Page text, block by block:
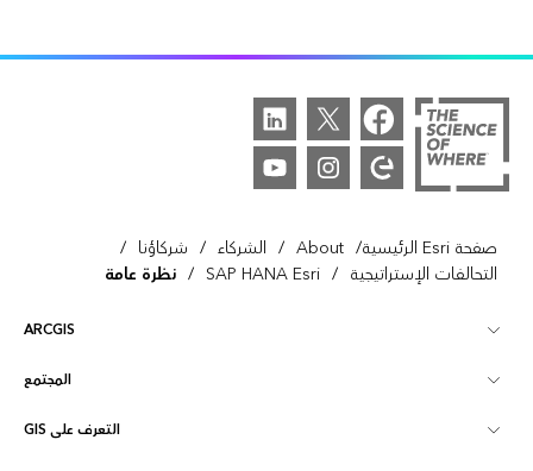
صفحة Esri الرئيسية /
About
/ الشركاء / شركاؤنا /
التحالفات الإستراتيجية /
SAP HANA Esri
/ نظرة عامة
ARCGIS
نظرة عامة على ArcGIS
تخطيط
المجتمع
مجتمع Esri التعرف على GIS